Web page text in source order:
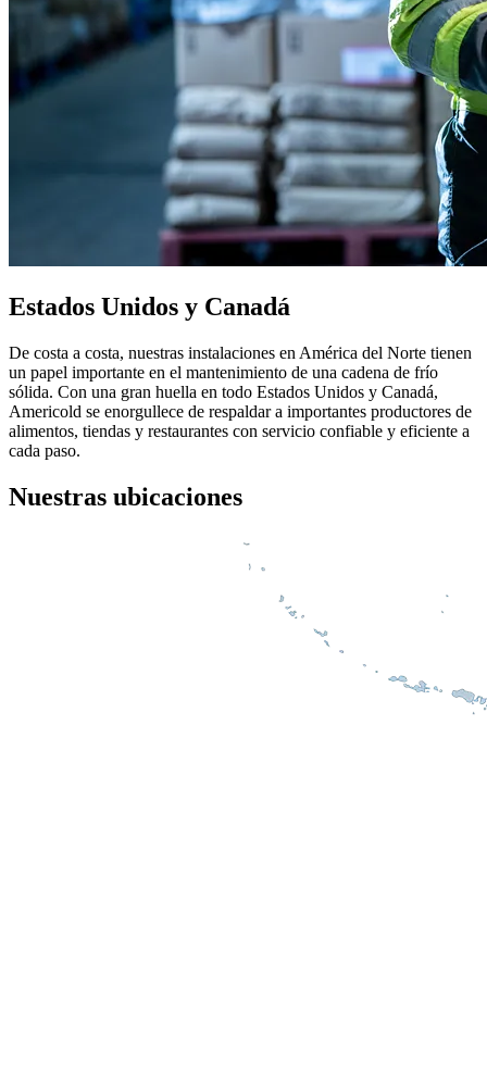
Estados Unidos y Canadá
De costa a costa, nuestras instalaciones en América del Norte tienen
un papel importante en el mantenimiento de una cadena de frío
sólida. Con una gran huella en todo Estados Unidos y Canadá,
Americold se enorgullece de respaldar a importantes productores de
alimentos, tiendas y restaurantes con servicio confiable y eficiente a
cada paso.
Nuestras ubicaciones